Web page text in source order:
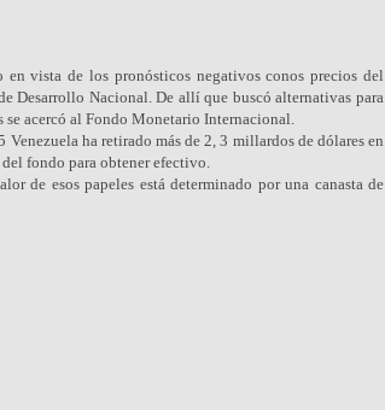
vista de los pronósticos negativos conos precios del
Desarrollo Nacional. De allí que buscó alternativas para
se acercó al Fondo Monetario Internacional.
ha retirado más de 2, 3 millardos de dólares en
fondo para obtener efectivo.
de esos papeles está determinado por una canasta de